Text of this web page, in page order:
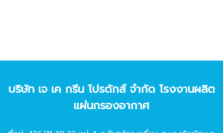
บริษัท เจ เค กรีน โปรดักส์ จํากัด โรงงานผลิต
แผ่นกรองอากาศ